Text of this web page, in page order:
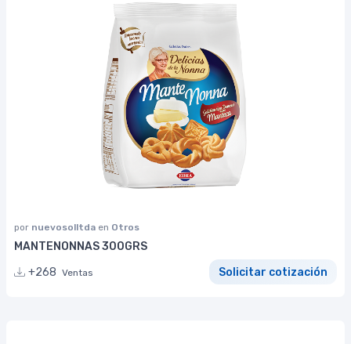
por nuevosolltda en Otros
MANTENONNAS 300GRS
+268 Ventas Solicitar cotización